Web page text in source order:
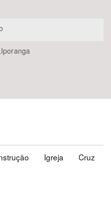
Igreja Cruz